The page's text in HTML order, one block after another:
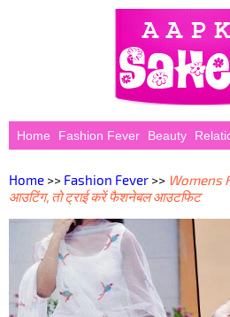
Home Fashion Fever Beauty
Home >> Fashion Fever >> Womens
आउटिंग, तो ट्राई करें फैशनेबल आउटफिट